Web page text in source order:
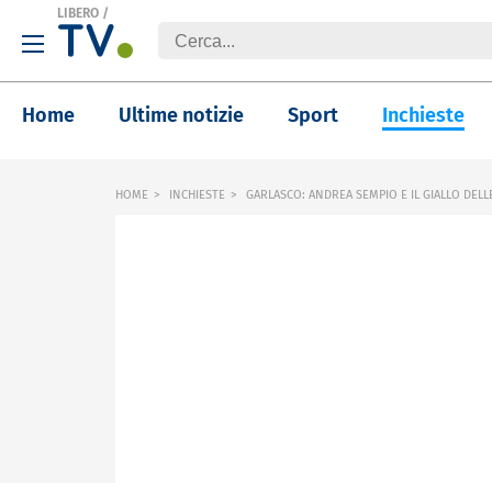
LIBERO /
Home Ultime notizie Sport Inchieste
HOME INCHIESTE GARLASCO: ANDREA SEMPIO E IL GIALLO